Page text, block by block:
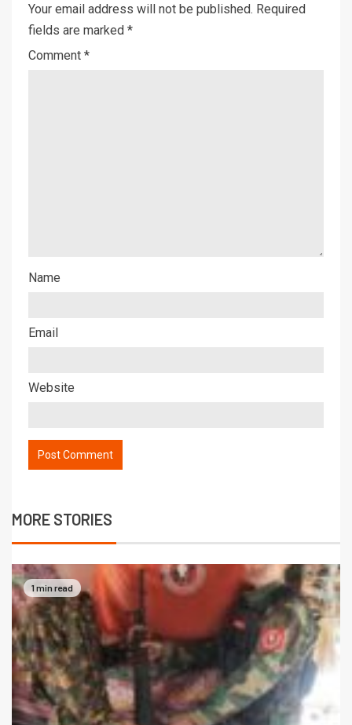
Your email address will not be published. Required
fields are marked *
Comment *
Name
Email
Website
MORE STORIES
1 min read